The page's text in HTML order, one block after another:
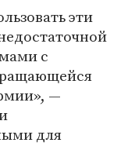
эти
с
—
для